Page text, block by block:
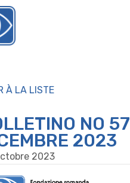
À LA LISTE
NO 57
2023
2023